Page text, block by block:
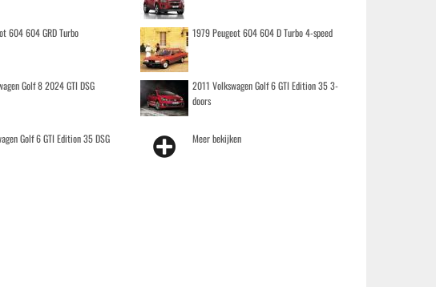
604 604 GRD Turbo 1979 Peugeot 604 604 D Turbo 4-speed
Golf 8 2024 GTI DSG
2011 Volkswagen Golf 6 GTI Edition 35 3-
doors
Golf 6 GTI Edition 35 DSG
Meer bekijken